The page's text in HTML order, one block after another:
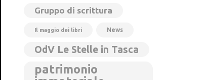
Gruppo di scrittura
Il maggio dei libri News
OdV Le Stelle in Tasca
patrimonio